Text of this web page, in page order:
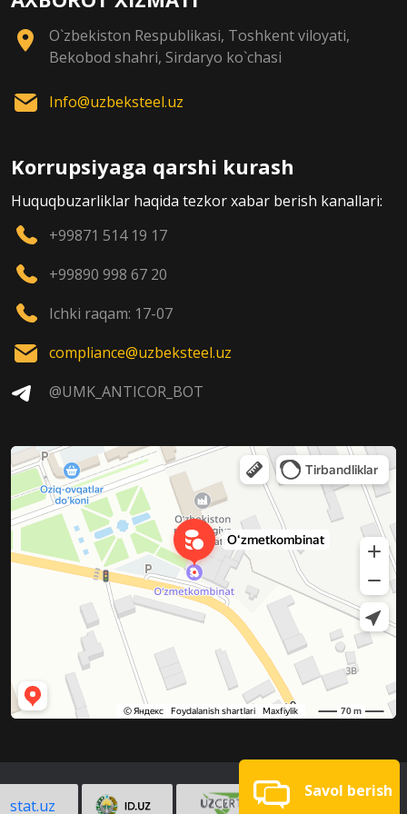
O`zbekiston Respublikasi, Toshkent viloyati,
Bekobod shahri, Sirdaryo ko`chasi
Info@uzbeksteel.uz
Korrupsiyaga qarshi kurash
Huquqbuzarliklar haqida tezkor xabar berish kanallari:
+99871 514 19 17
+99890 998 67 20
Ichki raqam: 17-07
compliance@uzbeksteel.uz
@UMK_ANTICOR_BOT
stat.uz
Savol berish